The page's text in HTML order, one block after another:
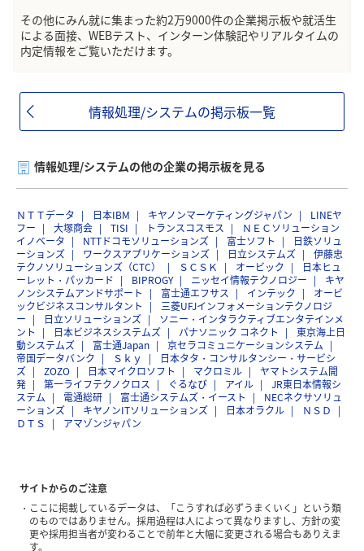
その他にみん就に集まった約2万9000件の企業掲示板や就活生
による面接、WEBテスト、インターン体験記やリアルタイムの
内定情報をご覧いただけます。
情報処理/システムの掲示板一覧
情報処理/システムの他の企業の掲示板を見る
ＮＴＴデータ 日本IBM キヤノンマーケティングジャパン
LINEヤ
フー
大塚商会 TISI トランスコスモス
ＮＥＣソリューション
イノベータ
NTTドコモソリューションズ 富士ソフト
日鉄ソリュ
ーションズ
ワークスアプリケーションズ 日立システムズ
伊藤忠
テクノソリューションズ（CTC）
ＳＣＳＫ オービック
日本ヒュ
ーレット・パッカード
BIPROGY ニッセイ情報テクノロジー
キヤ
ノンシステムアンドサポート
富士通エフサス インテック
オービ
ックビジネスコンサルタント
三菱UFJインフォメーションテクノロジ
ー
日立ソリューションズ
ソニー・インタラクティブエンタテインメ
ント
日本ビジネスシステムズ パナソニック コネクト
東京海上日
動システムズ
富士通Japan
京セラコミュニケーションシステム
帝国データバンク
Ｓｋｙ
日本タタ・コンサルタンシー・サービシ
ズ
ZOZO 日本マイクロソフト マクロミル
ヤマトシステム開
発
第一ライフテクノクロス ぐるなび アイル
JR東日本情報シ
ステム
電通総研 富士通システムズ・イースト
NECネクサソリュ
ーションズ
キヤノンITソリューションズ 日本オラクル
ＮＳＤ
ＤＴＳ
アマゾンジャパン
サイトからのご注意
ここに掲載しているデータは、「こうすれば必ずうまくいく」という類
のものではありません。採用過程は人によって異なりますし、方針の変
更や採用担当者が変わることで前年と大幅に変更される場合もありえま
す。